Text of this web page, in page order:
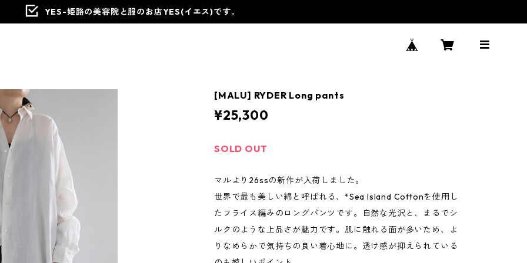
YES-姫路の美容院と服のお店YES(イエス)です。
[MALU] RYDER Long pants
¥25,300
SOLD OUT
マルより26ssの新作が入荷しました。
世界で最も美しい綿と呼ばれる、*Sea Island Cottonを使用し
たフライス編みのロングパンツです。自然な光沢と、まるでシ
ルクのような上品さが魅力です。肌に触れる面が多いため、よ
りなめらかで気持ちの良い着心地に。透け感が抑えられている